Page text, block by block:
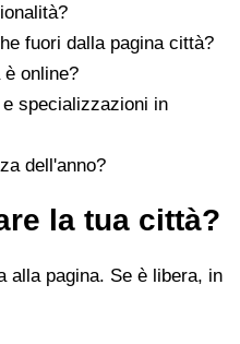
fuori dalla pagina città?
è online?
specializzazioni in
dell'anno?
la tua città?
alla pagina. Se è libera, in